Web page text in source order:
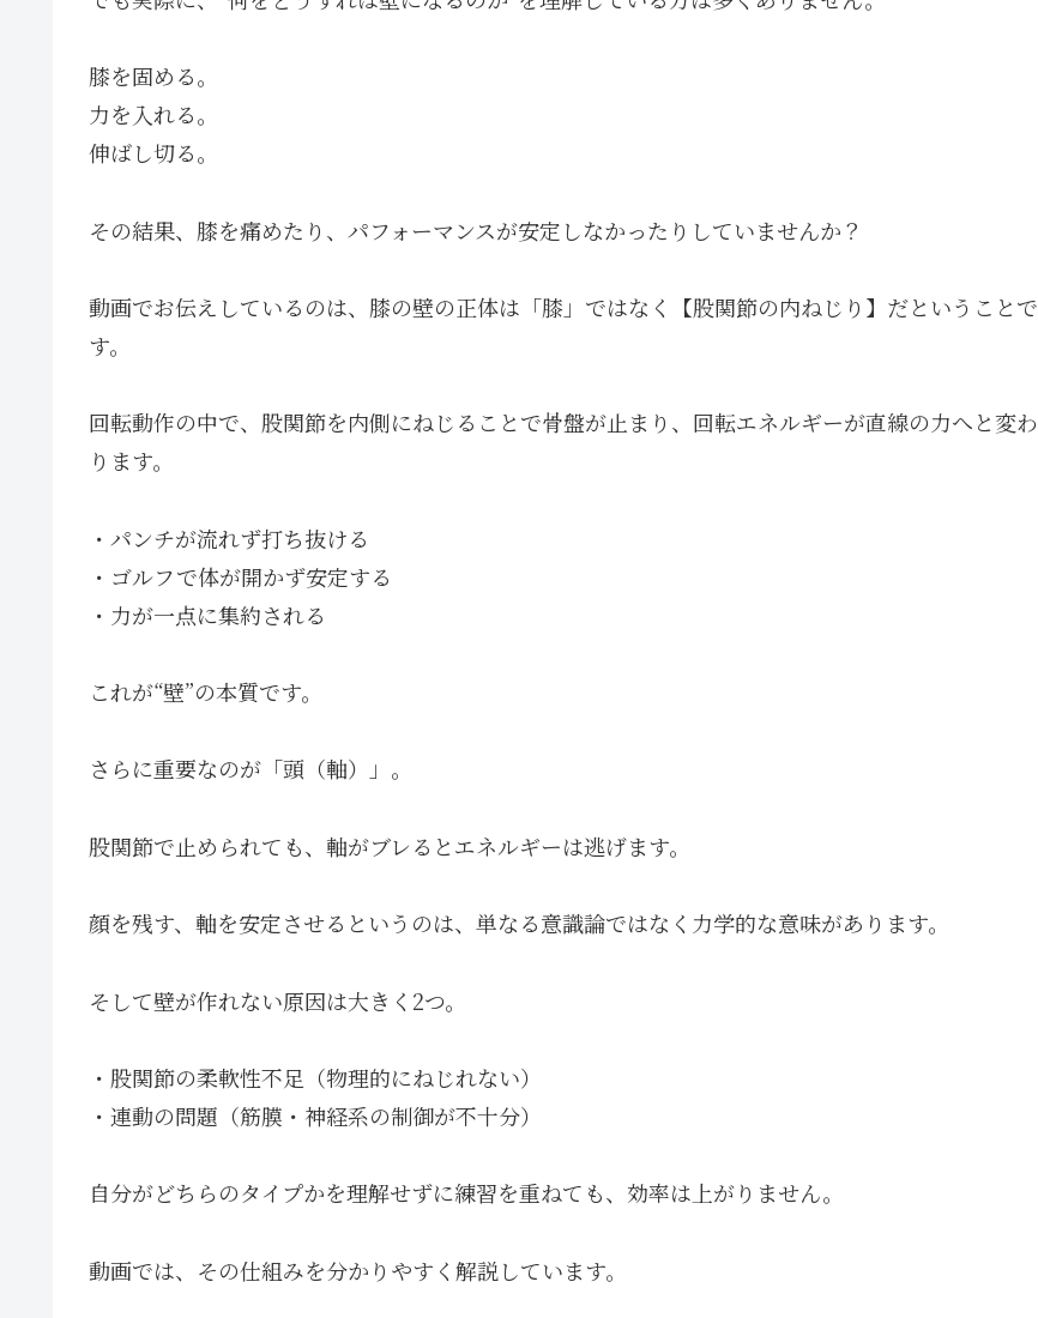
膝を固める。
力を入れる。
伸ばし切る。
その結果、膝を痛めたり、パフォーマンスが安定しなかったりしていませんか？
動画でお伝えしているのは、膝の壁の正体は「膝」ではなく【股関節の内ねじり】だということで
す。
回転動作の中で、股関節を内側にねじることで骨盤が止まり、回転エネルギーが直線の力へと変わ
ります。
・パンチが流れず打ち抜ける
・ゴルフで体が開かず安定する
・力が一点に集約される
これが“壁”の本質です。
さらに重要なのが「頭（軸）」。
股関節で止められても、軸がブレるとエネルギーは逃げます。
顔を残す、軸を安定させるというのは、単なる意識論ではなく力学的な意味があります。
そして壁が作れない原因は大きく2つ。
・股関節の柔軟性不足（物理的にねじれない）
・連動の問題（筋膜・神経系の制御が不十分）
自分がどちらのタイプかを理解せずに練習を重ねても、効率は上がりません。
動画では、その仕組みを分かりやすく解説しています。